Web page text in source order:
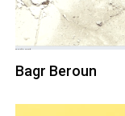
Bagr Beroun